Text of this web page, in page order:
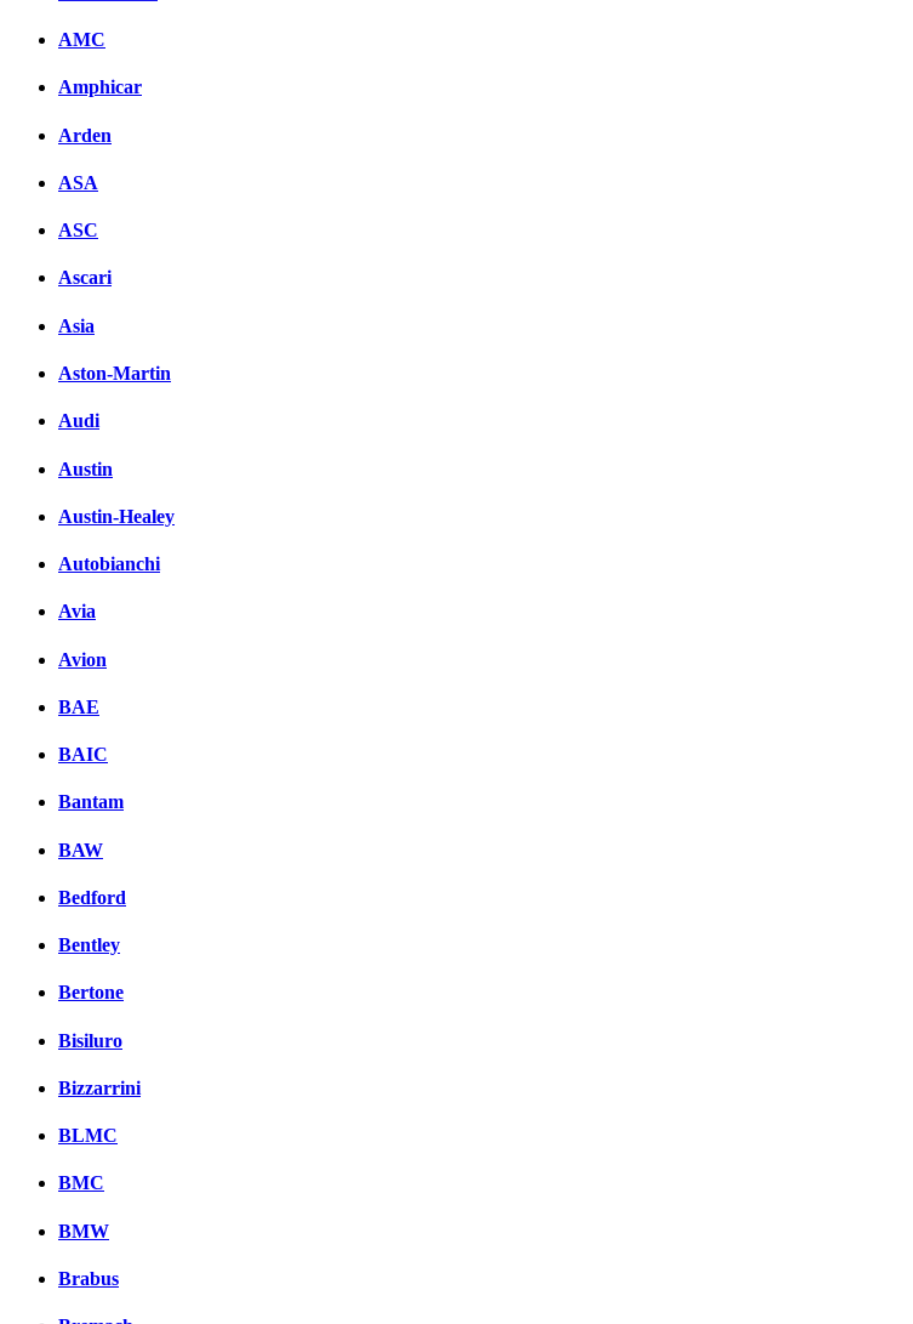
AMC
Amphicar
Arden
ASA
ASC
Ascari
Asia
Aston-Martin
Audi
Austin
Austin-Healey
Autobianchi
Avia
Avion
BAE
BAIC
Bantam
BAW
Bedford
Bentley
Bertone
Bisiluro
Bizzarrini
BLMC
BMC
BMW
Brabus